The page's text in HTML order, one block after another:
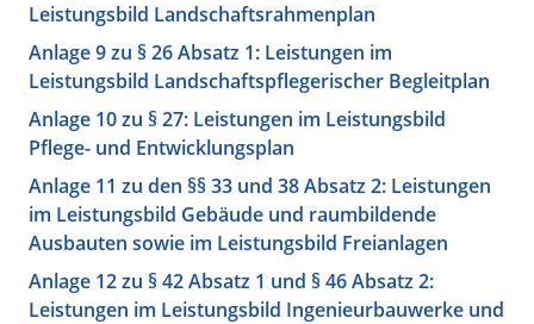
Leistungsbild Landschaftsrahmenplan
Anlage 9 zu § 26 Absatz 1: Leistungen im
Leistungsbild Landschaftspflegerischer Begleitplan
Anlage 10 zu § 27: Leistungen im Leistungsbild
Pflege- und Entwicklungsplan
Anlage 11 zu den §§ 33 und 38 Absatz 2: Leistungen
im Leistungsbild Gebäude und raumbildende
Ausbauten sowie im Leistungsbild Freianlagen
Anlage 12 zu § 42 Absatz 1 und § 46 Absatz 2:
Leistungen im Leistungsbild Ingenieurbauwerke und